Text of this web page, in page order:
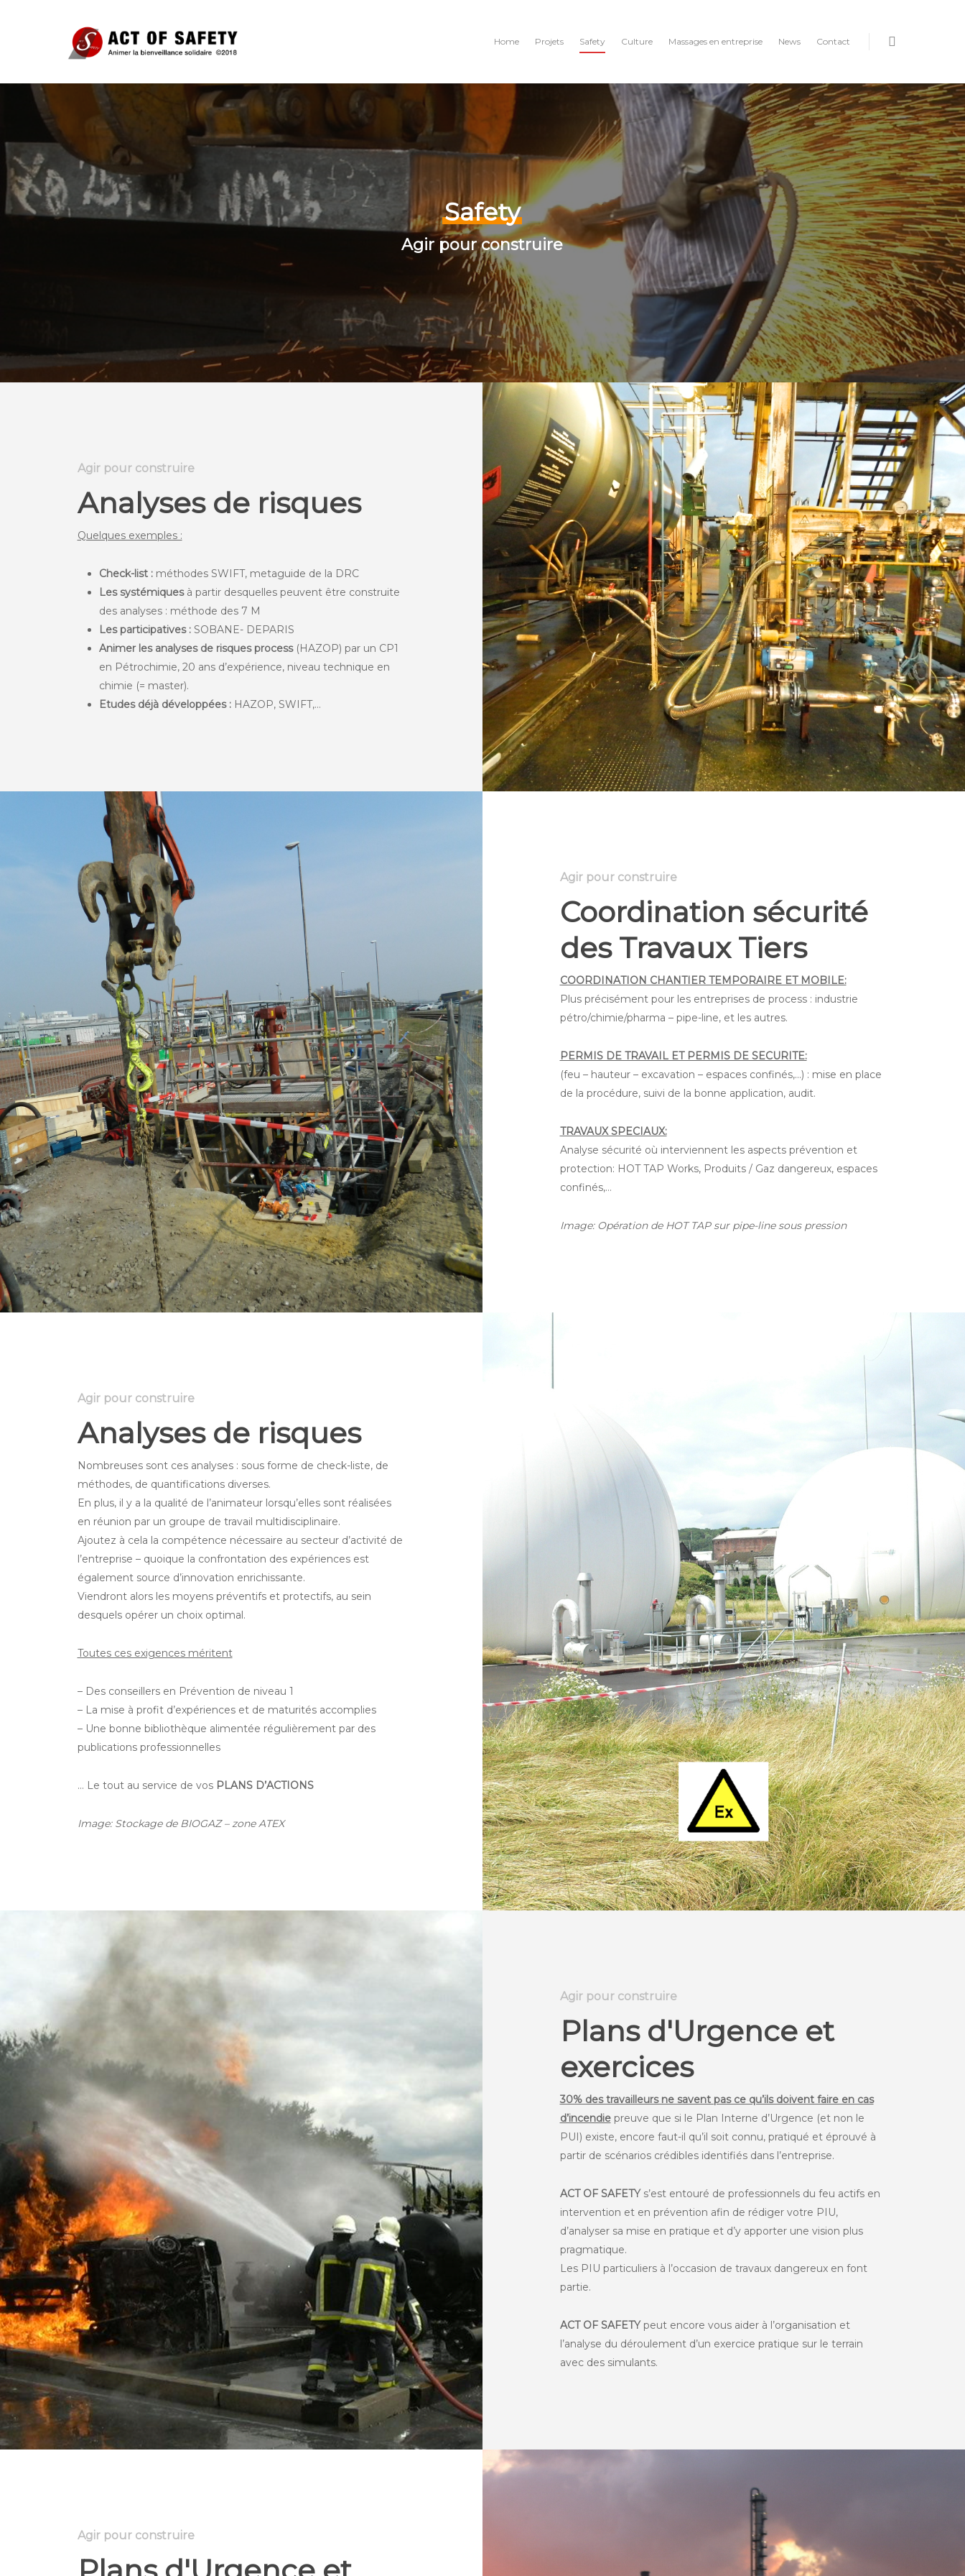
Home Projets Safety Culture Massages en entreprise News Contact
Safety
Agir pour construire
Agir pour construire
Analyses de risques
Quelques exemples :
Check-list :méthodes SWIFT, metaguide de la DRC
Les systémiques à partir desquelles peuvent être construite
des analyses : méthode des 7 M
Les participatives :SOBANE- DEPARIS
Animer les analyses de risques process(HAZOP) par un CP1
en Pétrochimie, 20 ans d’expérience, niveau technique en
chimie (= master).
Etudes déjà développées : HAZOP, SWIFT,…
Agir pour construire
Coordination sécurité
des Travaux Tiers
COORDINATION CHANTIER TEMPORAIRE ET MOBILE:
Plus précisément pour les entreprises de process : industrie
pétro/chimie/pharma – pipe-line, et les autres.
PERMIS DE TRAVAIL ET PERMIS DE SECURITE:
(feu – hauteur – excavation – espaces confinés,…) : mise en place
de la procédure, suivi de la bonne application, audit.
TRAVAUX SPECIAUX:
Analyse sécurité où interviennent les aspects prévention et
protection: HOT TAP Works, Produits / Gaz dangereux, espaces
confinés,…
Image: Opération de HOT TAP sur pipe-line sous pression
Agir pour construire
Analyses de risques
Nombreuses sont ces analyses : sous forme de check-liste, de
méthodes, de quantifications diverses.
En plus, il y a la qualité de l’animateur lorsqu’elles sont réalisées
en réunion par un groupe de travail multidisciplinaire.
Ajoutez à cela la compétence nécessaire au secteur d’activité de
l’entreprise – quoique la confrontation des expériences est
également source d’innovation enrichissante.
Viendront alors les moyens préventifs et protectifs, au sein
desquels opérer un choix optimal.
Toutes ces exigences méritent
– Des conseillers en Prévention de niveau 1
– La mise à profit d’expériences et de maturités accomplies
– Une bonne bibliothèque alimentée régulièrement par des
publications professionnelles
… Le tout au service de vos PLANS D’ACTIONS
Image: Stockage de BIOGAZ – zone ATEX
Agir pour construire
Plans d'Urgence et
exercices
30% des travailleurs ne savent pas ce qu’ils doivent faire en cas
d’incendiepreuve que si le Plan Interne d’Urgence (et non le
PUI) existe, encore faut-il qu’il soit connu, pratiqué et éprouvé à
partir de scénarios crédibles identifiés dans l’entreprise.
ACT OF SAFETYs’est entouré de professionnels du feu actifs en
intervention et en prévention afin de rédiger votre PIU,
d’analyser sa mise en pratique et d’y apporter une vision plus
pragmatique.
Les PIU particuliers à l’occasion de travaux dangereux en font
partie.
ACT OF SAFETYpeut encore vous aider à l’organisation et
l’analyse du déroulement d’un exercice pratique sur le terrain
avec des simulants.
Agir pour construire